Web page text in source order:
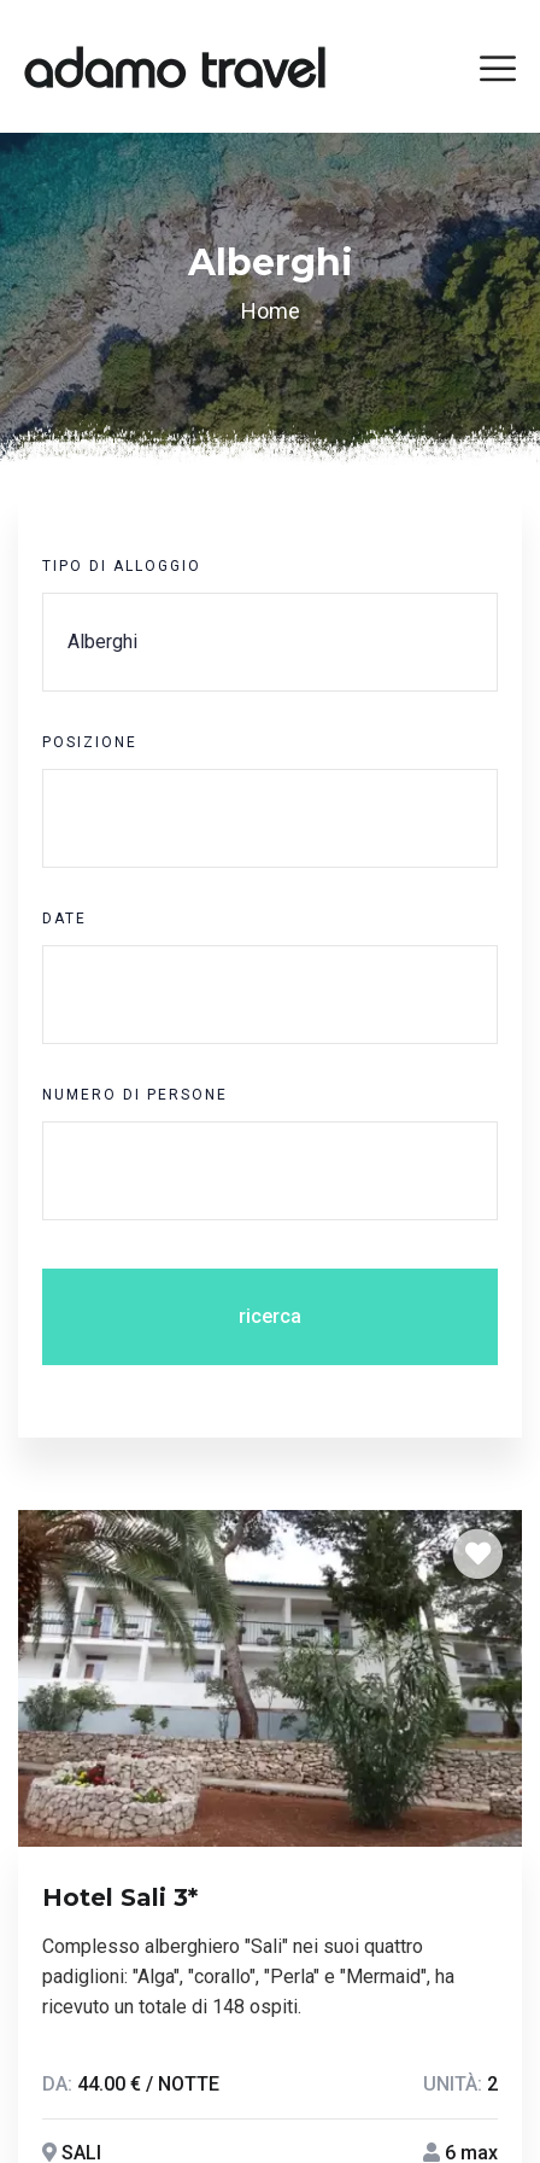
Alberghi
Home
TIPO DI ALLOGGIO
POSIZIONE
DATE
NUMERO DI PERSONE
ricerca
Hotel Sali 3*
Complesso alberghiero "Sali" nei suoi quattro
padiglioni: "Alga", "corallo", "Perla" e "Mermaid", ha
ricevuto un totale di 148 ospiti.
DA: 44.00 € / NOTTE UNITÀ: 2
SALI 6 max